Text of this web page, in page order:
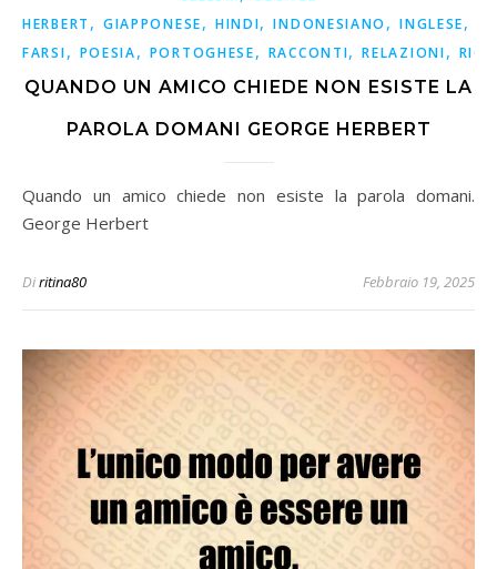
HERBERT , GIAPPONESE, HINDI,INDONESIANO ,INGLESE,
FARSI, POESIA, PORTOGHESE, RACCONTI,RELAZIONI,
QUANDO UN AMICO CHIEDE NON ESISTE LA
PAROLA DOMANI GEORGE HERBERT
Quando un amico chiede non esiste la parola domani.
George Herbert
Diritina80 Febbraio 19, 2025